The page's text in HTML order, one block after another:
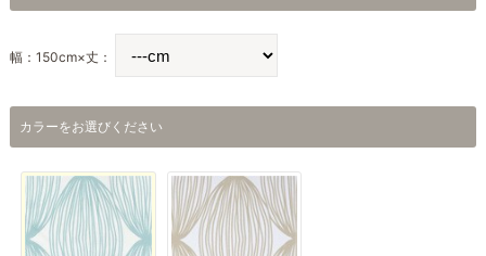
幅：150cm×丈：
カラーをお選びください